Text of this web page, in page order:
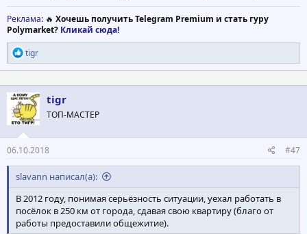
Реклама: 🔥 Хочешь получить Telegram Premium и стать гуру
Polymarket? Кликай сюда!
Р
е
а
к
ц
и
и
:
tigr
tigr
ТОП-МАСТЕР
06.10.2018 #47
slavann написал(а):
В 2012 году, понимая серьёзность ситуации, уехал работать в
посёлок в 250 км от города, сдавая свою квартиру (благо от
работы предоставили общежитие).